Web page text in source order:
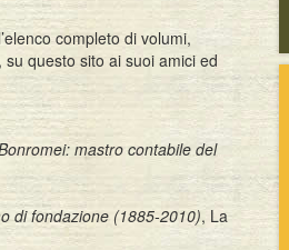
completo di volumi,
questo sito ai suoi amici ed
mastro contabile del
di fondazione (1885-2010), La